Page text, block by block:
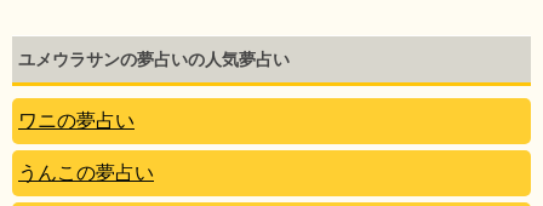
ユメウラサンの夢占いの人気夢占い
ワニの夢占い
うんこの夢占い